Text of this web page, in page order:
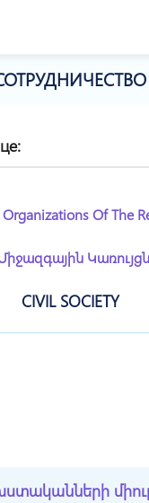
Of The
CIVIL SOCIETY